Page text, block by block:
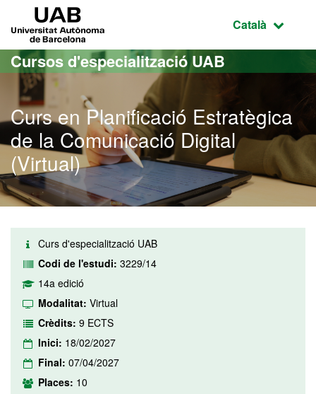
Ves al contingut principal
Ves a la navegació de la pàgina
Idioma
Català
Cursos d'especialització UAB
Curs en Planificació Estratègica
de la Comunicació Digital
(Virtual)
Curs d'especialització UAB
Codi de l'estudi: 3229/14
14a edició
Modalitat: Virtual
Crèdits: 9 ECTS
Inici: 18/02/2027
Final: 07/04/2027
Places: 10